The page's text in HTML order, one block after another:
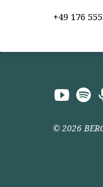
+49 176
© 2026